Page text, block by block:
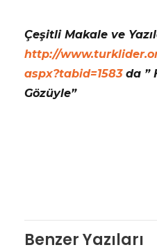
Çeşitli Makale ve
http://
aspx?tabid=1583da ”
Gözüyle”
Benzer Yazıları